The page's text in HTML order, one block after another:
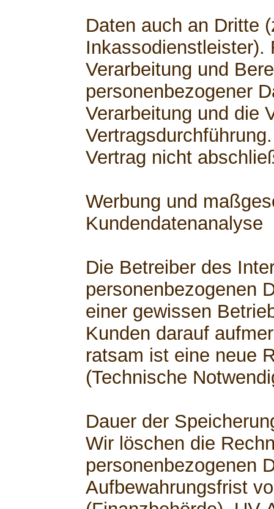
Daten auch an Dritte
Inkassodienstleister).
Verarbeitung und
personenbezogener
Verarbeitung und die
Vertrag nicht
Werbung und
Kundendatenanalyse
Die Betreiber des
personenbezogenen
einer gewissen
Kunden darauf
ratsam ist eine neue
(Technische
Dauer der
Wir löschen die
personenbezogenen
Aufbewahrungsfrist